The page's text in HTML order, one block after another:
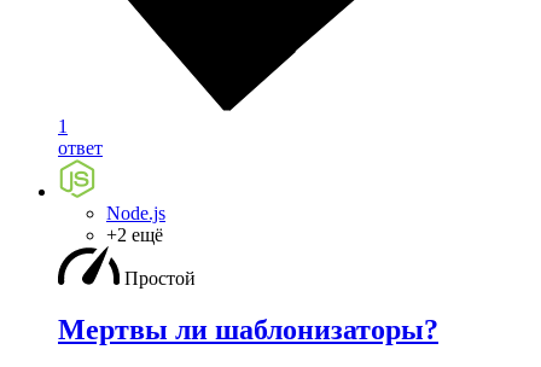
1
ответ
Node.js
+2 ещё
Простой
Мертвы ли шаблонизаторы?